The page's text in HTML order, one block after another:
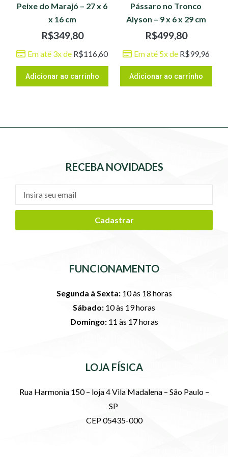
Peixe do Marajó – 27 x 6
x 16 cm
R$349,80
Em até 3x de R$116,60
Adicionar ao carrinho
Pássaro no Tronco
Alyson – 9 x 6 x 29 cm
R$499,80
Em até 5x de R$99,96
Adicionar ao carrinho
RECEBA NOVIDADES
Cadastrar
FUNCIONAMENTO
Segunda à Sexta:10 às 18 horas
Sábado: 10 às 19 horas
Domingo:11 às 17 horas
LOJA FÍSICA
Rua Harmonia 150 – loja 4 Vila Madalena – São Paulo –
SP
CEP 05435-000